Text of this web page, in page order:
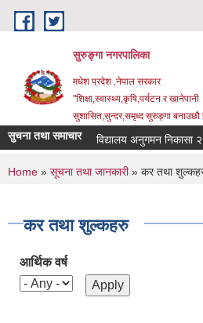
Skip to main content
सुरुङ्‍गा नगरपालिका
मधेश प्रदेश ,नेपाल सरकार
"शिक्षा,स्वास्थ्य,कृषि,पर्यटन र खानेपानी
सुशासित,सुन्दर,समृध्द सुरुङ्गा बनाउछौ
सुचना तथा समाचार विद्यालय अनुगमन निकासा
You are here
Home » सूचना तथा जानकारी» कर तथा
कर तथा शुल्कहरु
आर्थिक वर्ष